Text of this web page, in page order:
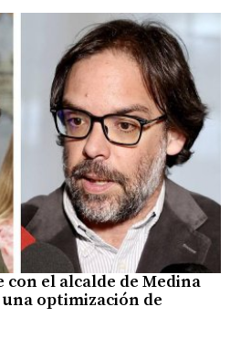
el alcalde de Medina
optimización de